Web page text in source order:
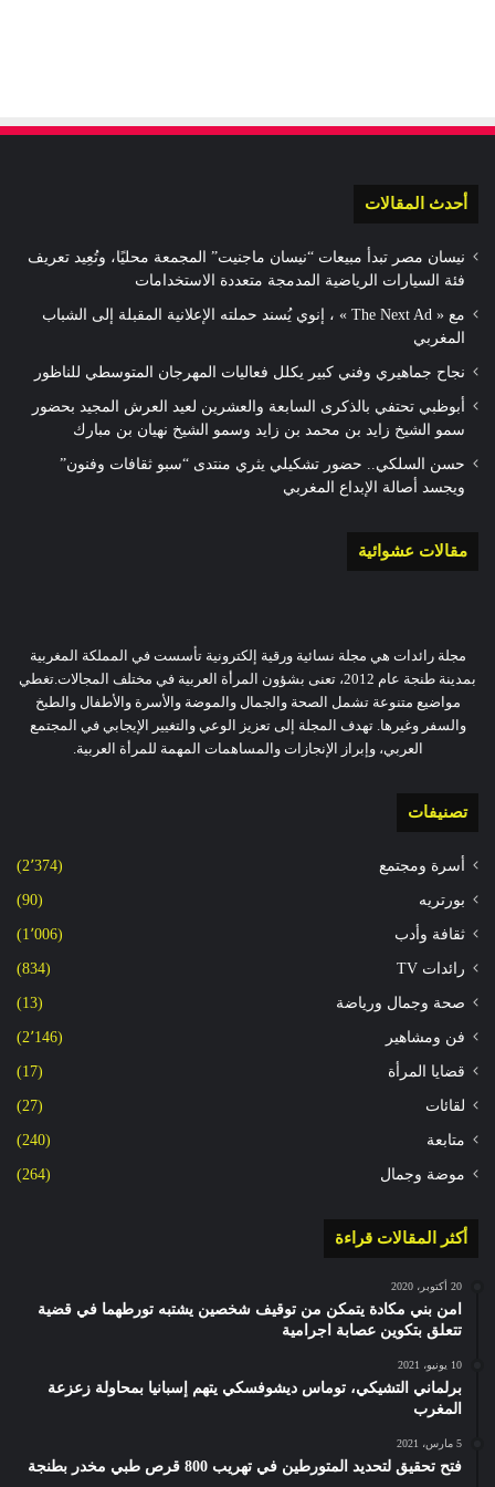
أحدث المقالات
نيسان مصر تبدأ مبيعات “نيسان ماجنيت” المجمعة محليًا، وتُعِيد تعريف
فئة السيارات الرياضية المدمجة متعددة الاستخدامات
مع « The Next Ad » ، إنوي يُسند حملته الإعلانية المقبلة إلى الشباب
المغربي
نجاح جماهيري وفني كبير يكلل فعاليات المهرجان المتوسطي للناظور
أبوظبي تحتفي بالذكرى السابعة والعشرين لعيد العرش المجيد بحضور
سمو الشيخ زايد بن محمد بن زايد وسمو الشيخ نهيان بن مبارك
حسن السلكي.. حضور تشكيلي يثري منتدى “سبو ثقافات وفنون”
ويجسد أصالة الإبداع المغربي
مقالات عشوائية
مجلة رائدات هي مجلة نسائية ورقية إلكترونية تأسست في المملكة المغربية
بمدينة طنجة عام 2012، تعنى بشؤون المرأة العربية في مختلف المجالات.تغطي
مواضيع متنوعة تشمل الصحة والجمال والموضة والأسرة والأطفال والطبخ
والسفر وغيرها. تهدف المجلة إلى تعزيز الوعي والتغيير الإيجابي في المجتمع
العربي، وإبراز الإنجازات والمساهمات المهمة للمرأة العربية.
تصنيفات
أسرة ومجتمع (2٬374)
بورتريه (90)
ثقافة وأدب (1٬006)
رائدات TV (834)
صحة وجمال ورياضة (13)
فن ومشاهير (2٬146)
قضايا المرأة (17)
لقائات (27)
متابعة (240)
موضة وجمال (264)
أكثر المقالات قراءة
20 أكتوبر، 2020
امن بني مكادة يتمكن من توقيف شخصين يشتبه تورطهما في قضية
تتعلق بتكوين عصابة اجرامية
10 يونيو، 2021
برلماني التشيكي، توماس ديشوفسكي يتهم إسبانيا بمحاولة زعزعة
المغرب
5 مارس، 2021
فتح تحقيق لتحديد المتورطين في تهريب 800 قرص طبي مخدر بطنجة